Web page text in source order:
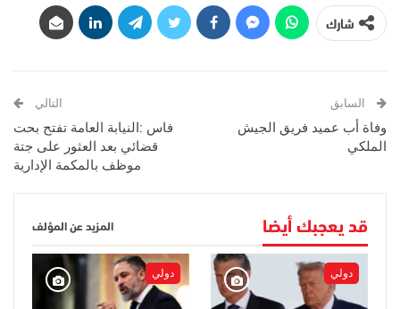
شارك
السابق
وفاة أب عميد فريق الجيش
الملكي
التالي
فاس :النيابة العامة تفتح بحت
قضائي بعد العثور على جتة
موظف بالمكمة الإدارية
قد يعجبك أيضا المزيد عن المؤلف
دولي دولي